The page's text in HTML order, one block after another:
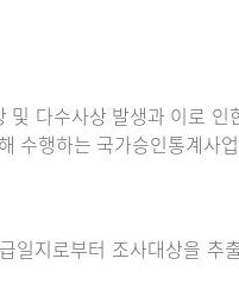
다수사상 발생과 이로
수행하는 국가승인통계사
일지로부터 조사대상을 추